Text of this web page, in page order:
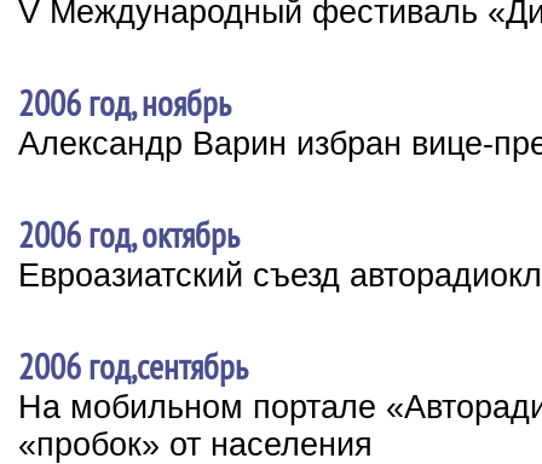
V Международный фестиваль
2006 год, ноябрь
Александр Варин избран вице-
2006 год, октябрь
Евроазиатский съезд
2006 год,сентябрь
На мобильном портале
«пробок» от населения